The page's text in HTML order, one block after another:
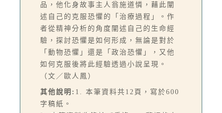
品，他化身故事主人翁施道憐，藉此闡
述自己的克服恐懼的「治療過程」。作
者從精神分析的角度闡述自己的生命經
驗，探討恐懼是如何形成，無論是對於
「動物恐懼」還是「政治恐懼」，又他
如何克服後將此經驗透過小說呈現。
（文／歐人鳳）
其他說明: 1. 本筆資料共12頁，寫於600
字稿紙。